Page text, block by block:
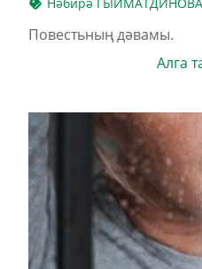
Повестьның дәвамы.
Алга